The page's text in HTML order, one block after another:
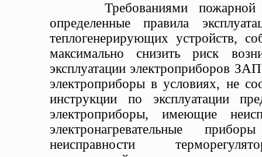
Требованиями пожарной
определенные правила
теплогенерирующих устройств,
максимально снизить риск
эксплуатации электроприборов
электроприборы в условиях, не
инструкции по эксплуатации
электроприборы, имеющие
электронагревательные
неисправности